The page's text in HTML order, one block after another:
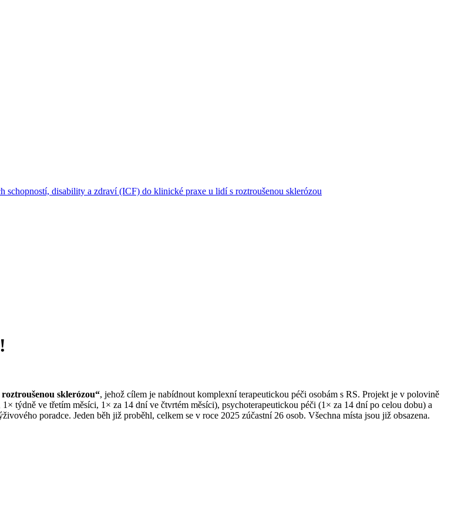
disability a zdraví (ICF) do klinické praxe u lidí s roztroušenou sklerózou
sklerózou“, jehož cílem je nabídnout komplexní terapeutickou péči osobám s RS. Projekt je v polovině
týdně ve třetím měsíci, 1× za 14 dní ve čtvrtém měsíci), psychoterapeutickou péči (1× za 14 dní po celou dobu) a
poradce. Jeden běh již proběhl, celkem se v roce 2025 zúčastní 26 osob. Všechna místa jsou již obsazena.